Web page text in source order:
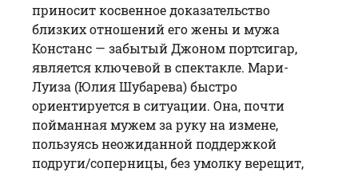
приносит косвенное доказательство
близких отношений его жены и мужа
Констанс — забытый Джоном портсигар,
является ключевой в спектакле. Мари-
Луиза (Юлия Шубарева) быстро
ориентируется в ситуации. Она, почти
пойманная мужем за руку на измене,
пользуясь неожиданной поддержкой
подруги/соперницы, без умолку верещит,